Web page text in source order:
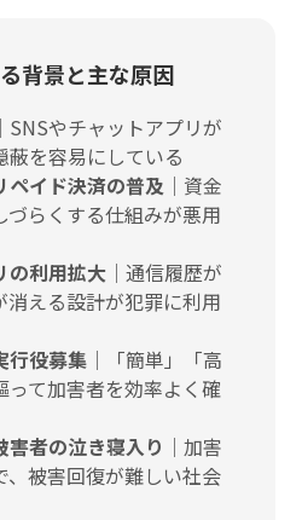
背景と主な原因
｜SNSやチャットアプリが
蔽を容易にしている
ペイド決済の普及 ｜資金
づらくする仕組みが悪用
の利用拡大 ｜通信履歴が
消える設計が犯罪に利用
行役募集 ｜「簡単」「高
って加害者を効率よく確
害者の泣き寝入り ｜加害
、被害回復が難しい社会